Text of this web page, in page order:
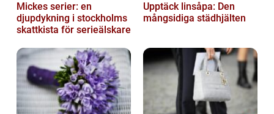
Mickes serier: en
djupdykning i stockholms
skattkista för serieälskare
Upptäck linsåpa: Den
mångsidiga städhjälten